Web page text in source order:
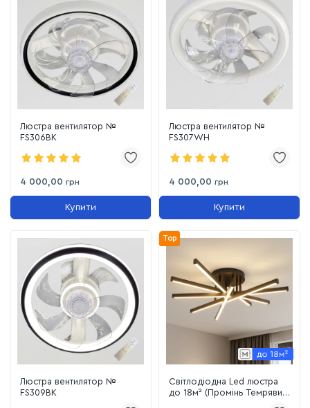
Люстра вентилятор №
FS306BK
4 000,00 грн
Купити
Люстра вентилятор №
FS307WH
4 000,00 грн
Купити
Люстра вентилятор №
FS309BK
Top
Світлодіодна Led люстра
до 18м² (Промінь Темряви